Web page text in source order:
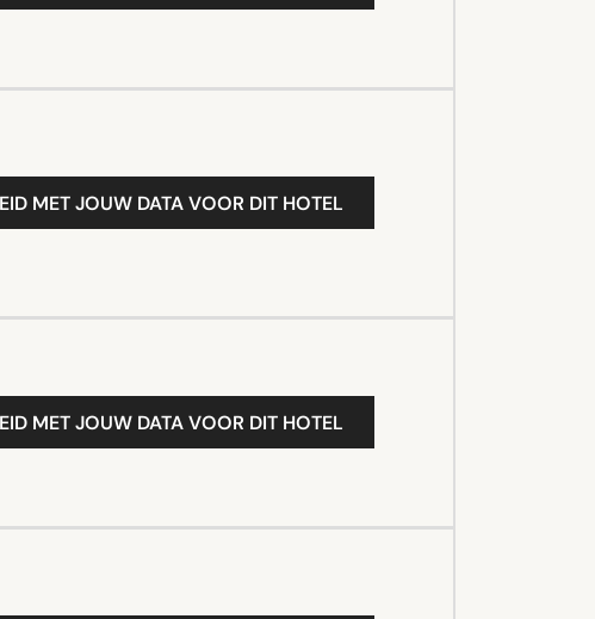
MET JOUW DATA VOOR DIT HOTEL
MET JOUW DATA VOOR DIT HOTEL